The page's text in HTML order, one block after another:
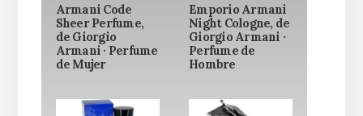
Armani Code
Sheer Perfume,
de Giorgio
Armani · Perfume
de Mujer
Emporio Armani
Night Cologne, de
Giorgio Armani ·
Perfume de
Hombre